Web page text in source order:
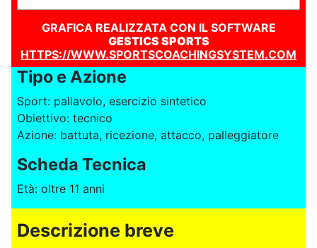
GRAFICA REALIZZATA CON IL SOFTWARE
GESTICS SPORTS
HTTPS://WWW.SPORTSCOACHINGSYSTEM.COM
Tipo e Azione
Sport: pallavolo, esercizio sintetico
Obiettivo: tecnico
Azione: battuta, ricezione, attacco, palleggiatore
Scheda Tecnica
Età: oltre 11 anni
Descrizione breve